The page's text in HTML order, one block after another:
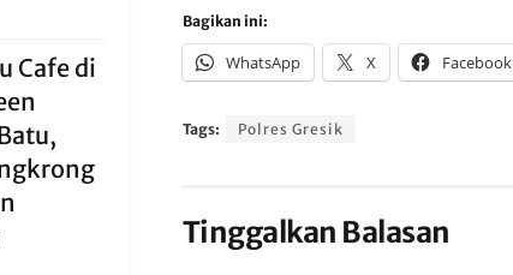
Bagikan ini:
WhatsApp X Facebook
Tags: Polres Gresik
Tinggalkan Balasan
Cafe di